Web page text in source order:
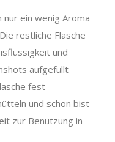
ein wenig Aroma
restliche Flasche
und
aufgefüllt
fest
und schon bist
zur Benutzung in